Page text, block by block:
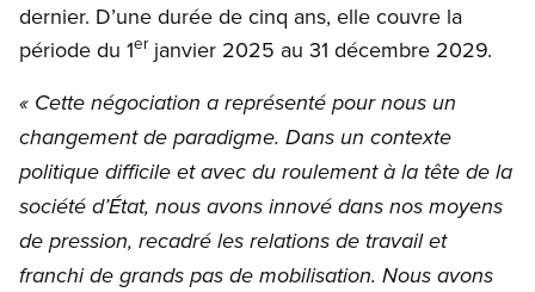
dernier. D’une durée de cinq ans, elle couvre la
période du 1erjanvier 2025 au 31 décembre 2029.
« Cette négociation a représenté pour nous un
changement de paradigme. Dans un contexte
politique difficile et avec du roulement à la tête de la
société d’État, nous avons innové dans nos moyens
de pression, recadré les relations de travail et
franchi de grands pas de mobilisation. Nous avons